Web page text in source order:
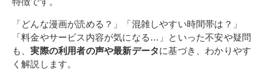
「どんな漫画が読める？」「混雑しやすい時間帯は？」
「料金やサービス内容が気になる…」といった不安や疑問
も、実際の利用者の声や最新データに基づき、わかりやす
く解説します。